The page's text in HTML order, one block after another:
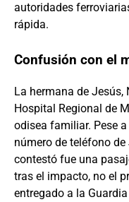
autoridades
rápida.
Confusión con el
La hermana de Jesús,
Hospital Regional de
odisea familiar. Pese
número de teléfono
contestó fue una
tras el impacto, no el
entregado a la